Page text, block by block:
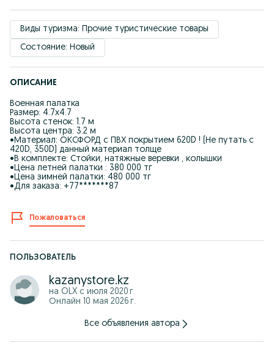
Виды туризма: Прочие туристические товары
Состояние: Новый
ОПИСАНИЕ
Военная палатка
Размер: 4.7х4.7
Высота стенок: 1.7 м
Высота центра: 3.2 м
•Материал: ОКСФОРД с ПВХ покрытием 620D ! (Не путать с
420D, 350D) данный материал толще
•В комплекте: Стойки, натяжные веревки , колышки
•Цена летней палатки : 380 000 тг
•Цена зимней палатки: 480 000 тг
•Для заказа: +77*******87
Пожаловаться
ПОЛЬЗОВАТЕЛЬ
kazanystore.kz
на OLX с июля 2020 г.
Онлайн 10 мая 2026 г.
Все объявления автора